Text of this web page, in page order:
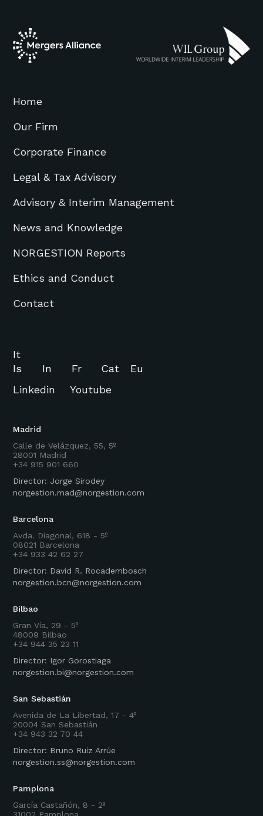
Home
Our Firm
Corporate Finance
Legal & Tax Advisory
Advisory & Interim Management
News and Knowledge
NORGESTION Reports
Ethics and Conduct
Contact
Madrid
Calle de Velázquez, 55, 5º
28001 Madrid
+34 915 901 660
Director: Jorge Sirodey
norgestion.mad@norgestion.com
Barcelona
Avda. Diagonal, 618 - 5º
08021 Barcelona
+34 933 42 62 27
Director: David R. Rocadembosch
norgestion.bcn@norgestion.com
Bilbao
Gran Vía, 29 - 5º
48009 Bilbao
+34 944 35 23 11
Director: Igor Gorostiaga
norgestion.bi@norgestion.com
San Sebastián
Avenida de La Libertad, 17 - 4º
20004 San Sebastián
+34 943 32 70 44
Director: Bruno Ruiz Arrúe
norgestion.ss@norgestion.com
Pamplona
García Castañón, 8 - 2º
It
Is
In Fr Cat
Eu
Linkedin
Youtube